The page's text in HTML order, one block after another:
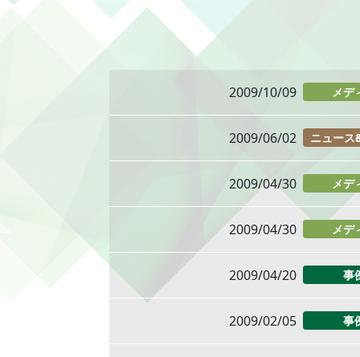
2009/10/09 メデ
2009/06/02 ニュース
2009/04/30 メデ
2009/04/30 メデ
2009/04/20 事
2009/02/05 事